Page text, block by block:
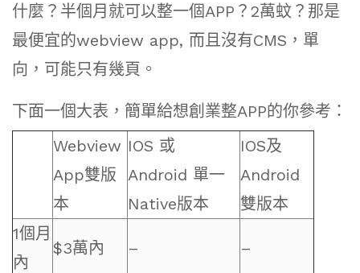
什麼？半個月就可以整一個APP？2萬蚊？那是
最便宜的webview app, 而且沒有CMS，單
向，可能只有幾頁。
下面一個大表，簡單給想創業整APP的你參考：
Webview
App雙版
本
IOS 或
Android 單一
Native版本
IOS及
Android
雙版本
1個月
內
$3萬內 – –